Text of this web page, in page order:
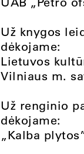
Už knygos
dėkojame:
Lietuvos
Vilniaus m.
Už renginio
dėkojame:
„Kalba